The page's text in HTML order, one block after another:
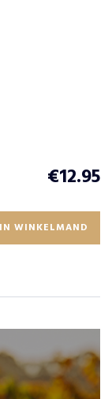
€12.95
IN WINKELMAND